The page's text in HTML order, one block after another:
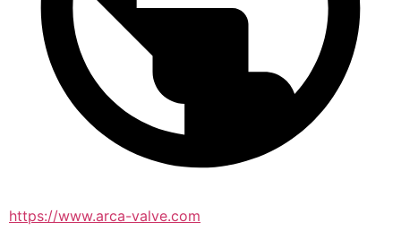
https://www.arca-valve.com